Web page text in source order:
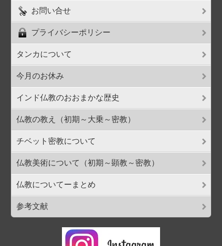
お問い合せ
プライバシーポリシー
タンカについて
今月のお休み
インド仏教のおおまかな歴史
仏教の教え（初期～大乗～密教）
チベット密教について
仏教美術について（初期～顕教～密教）
仏教についてーまとめ
参考文献